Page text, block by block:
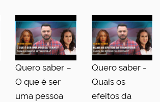
Quero saber –
O que é ser
uma pessoa
Quero saber -
Quais os
efeitos da